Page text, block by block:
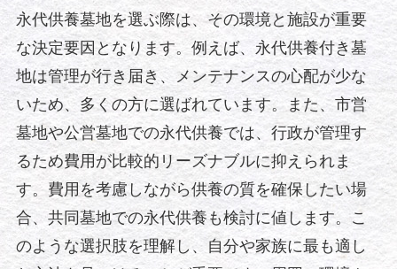
永代供養墓地を選ぶ際は、その環境と施設が重要
な決定要因となります。例えば、永代供養付き墓
地は管理が行き届き、メンテナンスの心配が少な
いため、多くの方に選ばれています。また、市営
墓地や公営墓地での永代供養では、行政が管理す
るため費用が比較的リーズナブルに抑えられま
す。費用を考慮しながら供養の質を確保したい場
合、共同墓地での永代供養も検討に値します。こ
のような選択肢を理解し、自分や家族に最も適し